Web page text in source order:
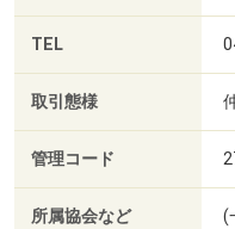
TEL
取引態様
管理コード
所属協会など
(